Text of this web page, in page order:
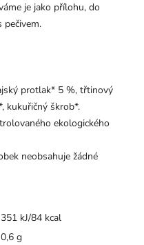
je jako přílohu, do
pečivem.
protlak* 5 %, třtinový
kukuřičný škrob*.
ekologického
neobsahuje žádné
351 kJ/84 kcal
0,6 g